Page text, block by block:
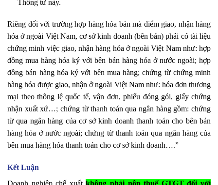
Thông tư này.
Riêng đối với trường hợp hàng hóa bán mà điểm giao, nhận hàng
hóa ở ngoài Việt Nam, cơ sở kinh doanh (bên bán) phải có tài liệu
chứng minh việc giao, nhận hàng hóa ở ngoài Việt Nam như: hợp
đồng mua hàng hóa ký với bên bán hàng hóa ở nước ngoài; hợp
đồng bán hàng hóa ký với bên mua hàng; chứng từ chứng minh
hàng hóa được giao, nhận ở ngoài Việt Nam như: hóa đơn thương
mại theo thông lệ quốc tế, vận đơn, phiếu đóng gói, giấy chứng
nhận xuất xứ…; chứng từ thanh toán qua ngân hàng gồm: chứng
từ qua ngân hàng của cơ sở kinh doanh thanh toán cho bên bán
hàng hóa ở nước ngoài; chứng từ thanh toán qua ngân hàng của
bên mua hàng hóa thanh toán cho cơ sở kinh doanh….”
Kết Luận